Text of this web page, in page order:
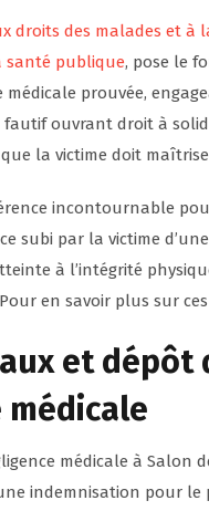
droits des malades et
santé publique, pose le
prouvée,
ouvrant droit à
la victime doit
incontournable
subi par la victime
à l’intégrité
en savoir plus sur
et dépôt
médicale à
indemnisation pour